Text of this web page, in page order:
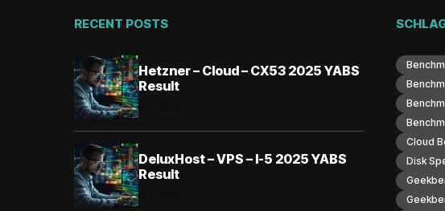
RECENT POSTS
Hetzner – Cloud – CX53 2025 YABS
Result
DeluxHost – VPS – I-5 2025 YABS
Result
Cloud
Disk